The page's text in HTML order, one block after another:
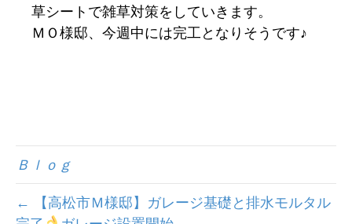
草シートで雑草対策をしていきます。
ＭＯ様邸、今週中には完工となりそうです♪
Ｂｌｏｇ
← 【高松市Ｍ様邸】ガレージ基礎と排水モルタル